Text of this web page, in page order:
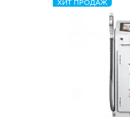
ХИТ ПРОДАЖ